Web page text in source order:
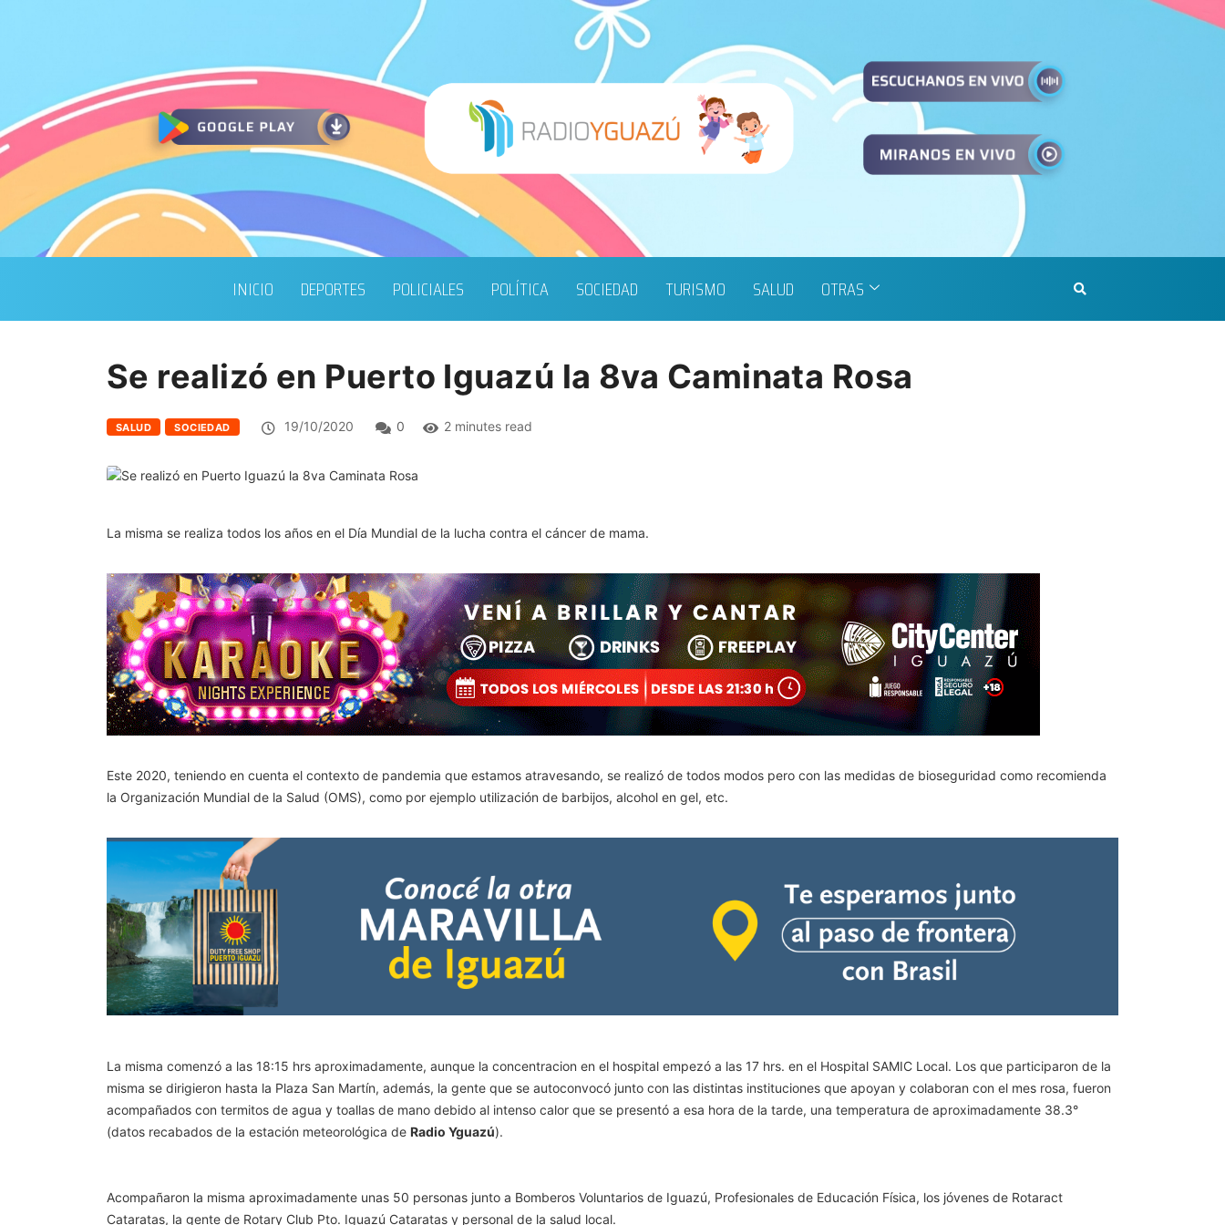
INICIO DEPORTES POLICIALES POLÍTICA SOCIEDAD TURISMO SALUD OTRAS
Se realizó en Puerto Iguazú la 8va Caminata Rosa
SALUD SOCIEDAD 19/10/2020 0 2 minutes read
La misma se realiza todos los años en el Día Mundial de la lucha contra el cáncer de mama.
Este 2020, teniendo en cuenta el contexto de pandemia que estamos atravesando, se realizó de todos modos pero con las medidas de bioseguridad como recomienda
la Organización Mundial de la Salud (OMS), como por ejemplo utilización de barbijos, alcohol en gel, etc.
La misma comenzó a las 18:15 hrs aproximadamente, aunque la concentracion en el hospital empezó a las 17 hrs. en el Hospital SAMIC Local. Los que participaron de la
misma se dirigieron hasta la Plaza San Martín, además, la gente que se autoconvocó junto con las distintas instituciones que apoyan y colaboran con el mes rosa, fueron
acompañados con termitos de agua y toallas de mano debido al intenso calor que se presentó a esa hora de la tarde, una temperatura de aproximadamente 38.3°
(datos recabados de la estación meteorológica de Radio Yguazú).
Acompañaron la misma aproximadamente unas 50 personas junto a Bomberos Voluntarios de Iguazú, Profesionales de Educación Física, los jóvenes de Rotaract
Cataratas, la gente de Rotary Club Pto. Iguazú Cataratas y personal de la salud local.